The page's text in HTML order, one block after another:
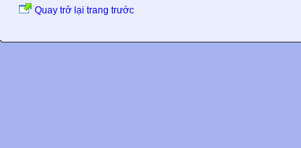
Quay trở lại trang trước